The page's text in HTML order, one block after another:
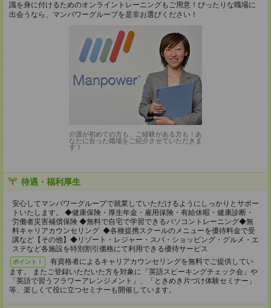
識を身に付けるためのオンライントレーニングもご用意！ぴったりな職場に
出会うなら、マンパワーグループを是非お選びください！
介護が初めての方も、ご経験がある方も！あ
なたに合った職場をご紹介させていただきま
す！
待遇・福利厚生
安心してマンパワーグループで就業していただけるようにしっかりとサポー
トいたします。 ◆健康保険・厚生年金・雇用保険・有給休暇・健康診断・
労働者災害補償保険 ◆無料で自宅で学習できるパソコントレーニング◆無
料キャリアカウンセリング ◆各種提携スクールのメニューを優待料金で受
講など【その他】◆リゾート・レジャー・スパ・ショッピング・グルメ・エ
ステなど各施設を特別割引価格にて利用できる優待サービス
ポイント！
有資格者によるキャリアカウンセリングを無料でご提供してい
ます。 またご登録いただいた方を対象に「英語スピーキングチェック会」や
「英語で習うフラワーアレンジメント」、「ときめき片づけ体験セミナー」
等、楽しくて役に立つセミナーも開催しています。